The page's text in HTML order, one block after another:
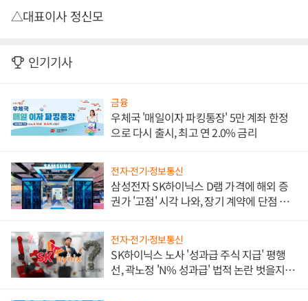
△대표이사 정신모
인기기사
금융
우체국 '매일이자 파킹통장' 5만 계좌 한정
으로 다시 출시, 최고 연 2.0% 금리
전자·전기·정보통신
삼성전자 SK하이닉스 D램 가격에 해외 증
권가 '고점' 시각 나와, 장기 계약에 단점 부
전자·전기·정보통신
SK하이닉스 노사 '성과급 주식 지급' 평행
선, 곽노정 'N% 성과급' 법적 논란 벗을지 주